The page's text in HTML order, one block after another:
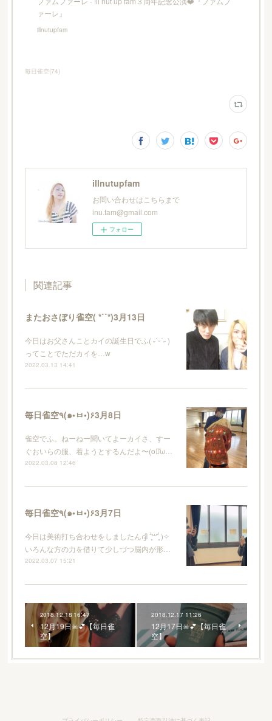
ァーレ』
illnutupfam
毎日雀空(74)
illnutupfam
お問い合わせはこちらまで
inu.fam@gmail.com
フォロー
関連記事
またおさぼり雀空( *˙˙*)3月13日
今日はお父さんことカイの誕生日でふ( ˶˙ᵕ˙˶ )
ってことでただカイを…w
2022.03.13 14:41
毎日雀空٩(๑•ㅂ•)۶3月8日
雀空でふ。ねーねー聞いてよーカイさ、すー
ぐおいらの服、着ようとするんだよ〜(o꒪ͧω…
2022.03.08 12:46
毎日雀空٩(๑•ㅂ•)۶3月7日
今日は美術打ち合わせをしましたんദ്ദി ˉ͈̀꒳ˉ͈́ )✧
いろんな方の力を借りて少しづつ脳内が形…
2022.03.07 15:21
2018.12.18 16:47
12月19日☠💕【毎日雀
空】
2018.12.17 11:26
12月17日☠💕【毎日雀
空】